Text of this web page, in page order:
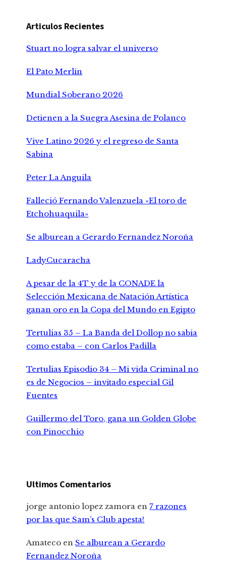
Articulos Recientes
Stuart no logra salvar el universo
El Pato Merlin
Mundial Soberano 2026
Detienen a la Suegra Asesina de Polanco
Vive Latino 2026 y el regreso de Santa
Sabina
Peter La Anguila
Falleció Fernando Valenzuela «El toro de
Etchohuaquila»
Se alburean a Gerardo Fernandez Noroña
LadyCucaracha
A pesar de la 4T y de la CONADE la
Selección Mexicana de Natación Artística
ganan oro en la Copa del Mundo en Egipto
Tertulias 35 – La Banda del Dollop no sabia
como estaba – con Carlos Padilla
Tertulias Episodio 34 – Mi vida Criminal no
es de Negocios – invitado especial Gil
Fuentes
Guillermo del Toro, gana un Golden Globe
con Pinocchio
Ultimos Comentarios
jorge antonio lopez zamora en7 razones
por las que Sam’s Club apesta!
Amateco enSe alburean a Gerardo
Fernandez Noroña